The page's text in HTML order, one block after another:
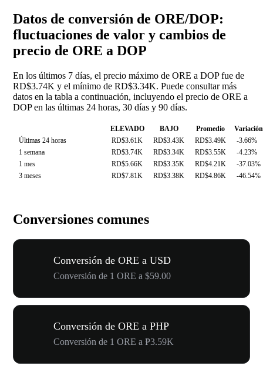
Datos de conversión de ORE/DOP:
fluctuaciones de valor y cambios de
precio de ORE a DOP
En los últimos 7 días, el precio máximo de ORE a DOP fue de
RD$3.74K y el mínimo de RD$3.34K. Puede consultar más
datos en la tabla a continuación, incluyendo el precio de ORE a
DOP en las últimas 24 horas, 30 días y 90 días.
ELEVADO BAJO Promedio
Variación
Últimas 24 horas
RD$3.61K RD$3.43K RD$3.49K
-3.66%
1 semana
RD$3.74K RD$3.34K RD$3.55K
-4.23%
1 mes
RD$5.66K RD$3.35K RD$4.21K
-37.03%
3 meses
RD$7.81K RD$3.38K RD$4.86K -46.54%
Conversiones comunes
Conversión de ORE a USD
Conversión de 1 ORE a $59.00
Conversión de ORE a PHP
Conversión de 1 ORE a ₱3.59K